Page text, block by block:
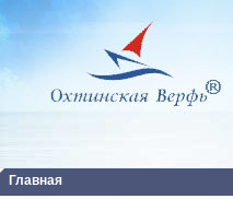
Главная